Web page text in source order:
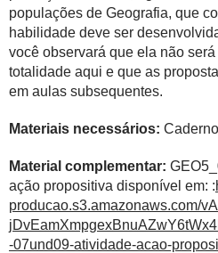
populações de Geografia, que
habilidade deve ser
você observará que ela não
totalidade aqui e que as
em aulas subsequentes.
Materiais necessários:
Material complementar:
ação propositiva disponível em: :
producao.s3.amazonaws.com/
-07und09-atividade-acao-